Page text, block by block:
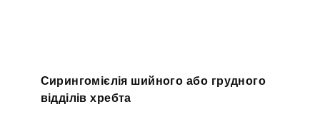
Сирингомієлія шийного або грудного
відділів хребта